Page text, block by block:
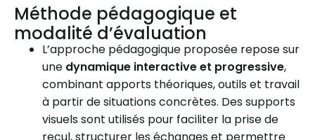
Méthode pédagogique et
modalité d’évaluation
L’approche pédagogique proposée repose sur
une dynamique interactive et progressive,
combinant apports théoriques, outils et travail
à partir de situations concrètes. Des supports
visuels sont utilisés pour faciliter la prise de